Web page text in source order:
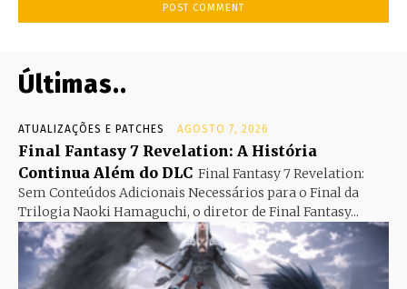
Últimas..
ATUALIZAÇÕES E PATCHES AGOSTO 7, 2026
Final Fantasy 7 Revelation: A História
Continua Além do DLC Final Fantasy 7 Revelation:
Sem Conteúdos Adicionais Necessários para o Final da
Trilogia Naoki Hamaguchi, o diretor de Final Fantasy...